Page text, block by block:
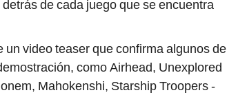
de cada juego que se encuentra
un video teaser que confirma algunos de
como Airhead, Unexplored
Mahokenshi, Starship Troopers -